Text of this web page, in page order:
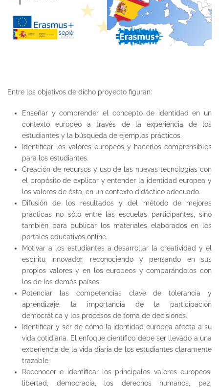
Entre los objetivos de dicho proyecto figuran:
Enseñar y comprender el concepto de identidad en un
contexto europeo a través de la experiencia de los
estudiantes y la búsqueda de ejemplos prácticos.
Identificar los valores europeos y hacerlos comprensibles
para los estudiantes.
Creación de recursos y uso de las nuevas tecnologías con
el propósito de explicar y entender la identidad europea y
los valores de ésta, en un contexto didáctico adecuado.
Difusión de los resultados y del método de mejores
prácticas no sólo entre las escuelas participantes, sino
también para publicar los materiales elaborados en los
portales educativos online.
Motivar a los estudiantes a desarrollar la creatividad y el
espíritu innovador, reconociendo y pensando en sus
propios valores y en los europeos y comparándolos con
los de los demás países.
Potenciar las competencias clave de tolerancia y
aprendizaje, la importancia de la participación
democrática y los procesos de toma de decisiones.
Identificar y ser de cómo la identidad europea afecta a su
vida cotidiana. El enfoque científico debe ser llevado a una
experiencia de la vida diaria de los estudiantes claramente
trazable.
Reconocer e identificar los principales valores europeos:
libertad, democracia, los derechos humanos, paz,